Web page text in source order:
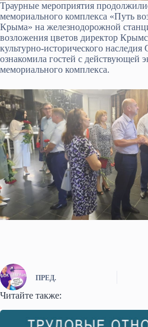
Траурные мероприятия
мемориального комплекса «Путь
Крыма» на железнодорожной
возложения цветов директор
культурно-исторического
ознакомила гостей с действующей
мемориального комплекса.
ПРЕД.
Читайте также: